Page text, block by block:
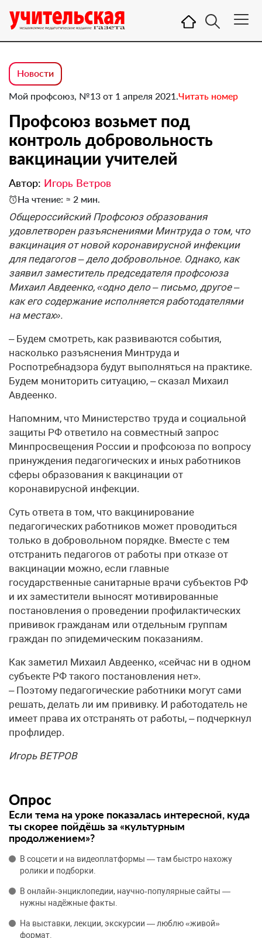
Новости
Мой профсоюз, №13 от 1 апреля 2021.Читать номер
Профсоюз возьмет под
контроль добровольность
вакцинации учителей
Автор: Игорь Ветров
На чтение: ≈ 2 мин.
Общероссийский Профсоюз образования
удовлетворен разъяснениями Минтруда о том, что
вакцинация от новой коронавирусной инфекции
для педагогов – дело добровольное. Однако, как
заявил заместитель председателя профсоюза
Михаил Авдеенко, «одно дело – письмо, другое –
как его содержание исполняется работодателями
на местах».
– Будем смотреть, как развиваются события,
насколько разъяснения Минтруда и
Роспотребнадзора будут выполняться на практике.
Будем мониторить ситуацию, – сказал Михаил
Авдеенко.
Напомним, что Министерство труда и социальной
защиты РФ ответило на совместный запрос
Минпросвещения России и профсоюза по вопросу
принуждения педагогических и иных работников
сферы образования к вакцинации от
коронавирусной инфекции.
Суть ответа в том, что вакцинирование
педагогических работников может проводиться
только в добровольном порядке. Вместе с тем
отстранить педагогов от работы при отказе от
вакцинации можно, если главные
государственные санитарные врачи субъектов РФ
и их заместители выносят мотивированные
постановления о проведении профилактических
прививок гражданам или отдельным группам
граждан по эпидемическим показаниям.
Как заметил Михаил Авдеенко, «сейчас ни в одном
субъекте РФ такого постановления нет».
– Поэтому педагогические работники могут сами
решать, делать ли им прививку. И работодатель не
имеет права их отстранять от работы, – подчеркнул
профлидер.
Игорь ВЕТРОВ
Опрос
Если тема на уроке показалась интересной, куда
ты скорее пойдёшь за «культурным
продолжением»?
В соцсети и на видеоплатформы — там быстро нахожу
ролики и подборки.
В онлайн‑энциклопедии, научно‑популярные сайты —
нужны надёжные факты.
На выставки, лекции, экскурсии — люблю «живой»
формат.